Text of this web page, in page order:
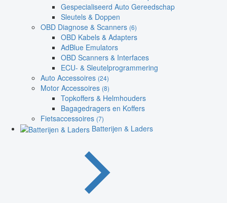
Gespecialiseerd Auto Gereedschap
Sleutels & Doppen
OBD Diagnose & Scanners (6)
OBD Kabels & Adapters
AdBlue Emulators
OBD Scanners & Interfaces
ECU- & Sleutelprogrammering
Auto Accessoires (24)
Motor Accessoires (8)
Topkoffers & Helmhouders
Bagagedragers en Koffers
Fietsaccessoires (7)
Batterijen & Laders